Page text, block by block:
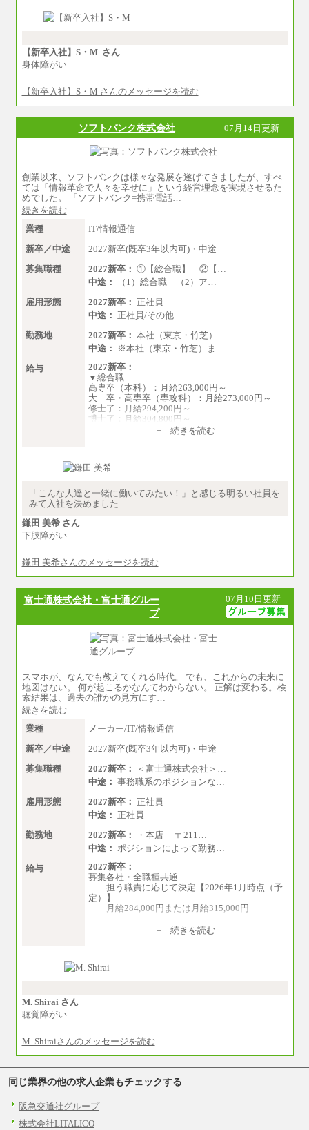
①月給：270,000円～320,000円
⑤⑥月給：225,000円～300,000円
※経験、能力等を考慮の上、当社規定により決
※試用期間中も給与に変更はございません。
【新卒入社】S・M さん
身体障がい
【新卒入社】S・M さんのメッセージを読む
ソフトバンク株式会社 07月14日更新
創業以来、ソフトバンクは様々な発展を遂げてきましたが、すべ
ては「情報革命で人々を幸せに」という経営理念を実現させるた
めでした。 「ソフトバンク=携帯電話…
続きを読む
業種
IT/情報通信
新卒／中途
2027新卒(既卒3年以内可)・中途
募集職種
2027新卒： ①【総合職】 ②【…
中途：
（1）総合職 （2）ア…
雇用形態
2027新卒： 正社員
中途： 正社員/その他
勤務地
2027新卒： 本社（東京・竹芝）…
中途：
※本社（東京・竹芝）ま…
給与
2027新卒：
▼総合職
高専卒（本科）：月給263,000円～
大 卒・高専卒（専攻科）：月給273,000円～
修士了：月給294,200円～
博士了：月給304,800円～
ず個別設定することがあります
▼アソシエイト職
月給235,000円
中途：
基本月給／20万5000円以上(正社員・準社員）
※経験、能力を考慮の上、当社規定により
優遇いたします
※自己成長支援金(10,000円）を含む
※別途、Workstyle支援金(月額4,000円）
+ 続きを読む
「こんな人達と一緒に働いてみたい！」と感じる明るい社員を
みて入社を決めました
鎌田 美希 さん
下肢障がい
鎌田 美希さんのメッセージを読む
富士通株式会社・富士通グルー
プ
07月10日更新
スマホが、なんでも教えてくれる時代。 でも、これからの未来に
地図はない。 何が起こるかなんてわからない。 正解は変わる。検
索結果は、過去の誰かの見方にす…
続きを読む
業種
メーカー/IT/情報通信
新卒／中途
2027新卒(既卒3年以内可)・中途
募集職種
2027新卒：
＜富士通株式会社＞…
中途： 事務職系のポジションな…
雇用形態
2027新卒： 正社員
中途： 正社員
勤務地
2027新卒：
・本店 〒211…
中途： ポジションによって勤務…
給与
2027新卒：
募集各社・全職種共通
担う職責に応じて決定【2026年1月時点（予
定）】
月給284,000円または月給315,000円
※入社後早期から、自律的な業務遂行が求
り高い職責を担う方については、さらに高い金
※上記に加え、所定労働時間外に勤務をし
た場合には、時間外勤務手当を支給します。
＜募集各社・全職種共通＞
+ 続きを読む
M. Shirai さん
聴覚障がい
M. Shiraiさんのメッセージを読む
同じ業界の他の求人企業もチェックする
阪急交通社グループ
株式会社LITALICO